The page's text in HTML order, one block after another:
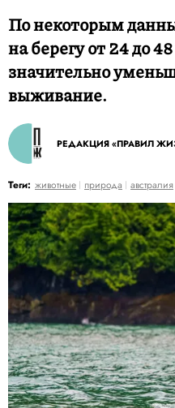
По некоторым
на берегу от 24 до
значительно
выживание.
РЕДАКЦИЯ «ПРАВИЛ
Теги: животные природа австралия